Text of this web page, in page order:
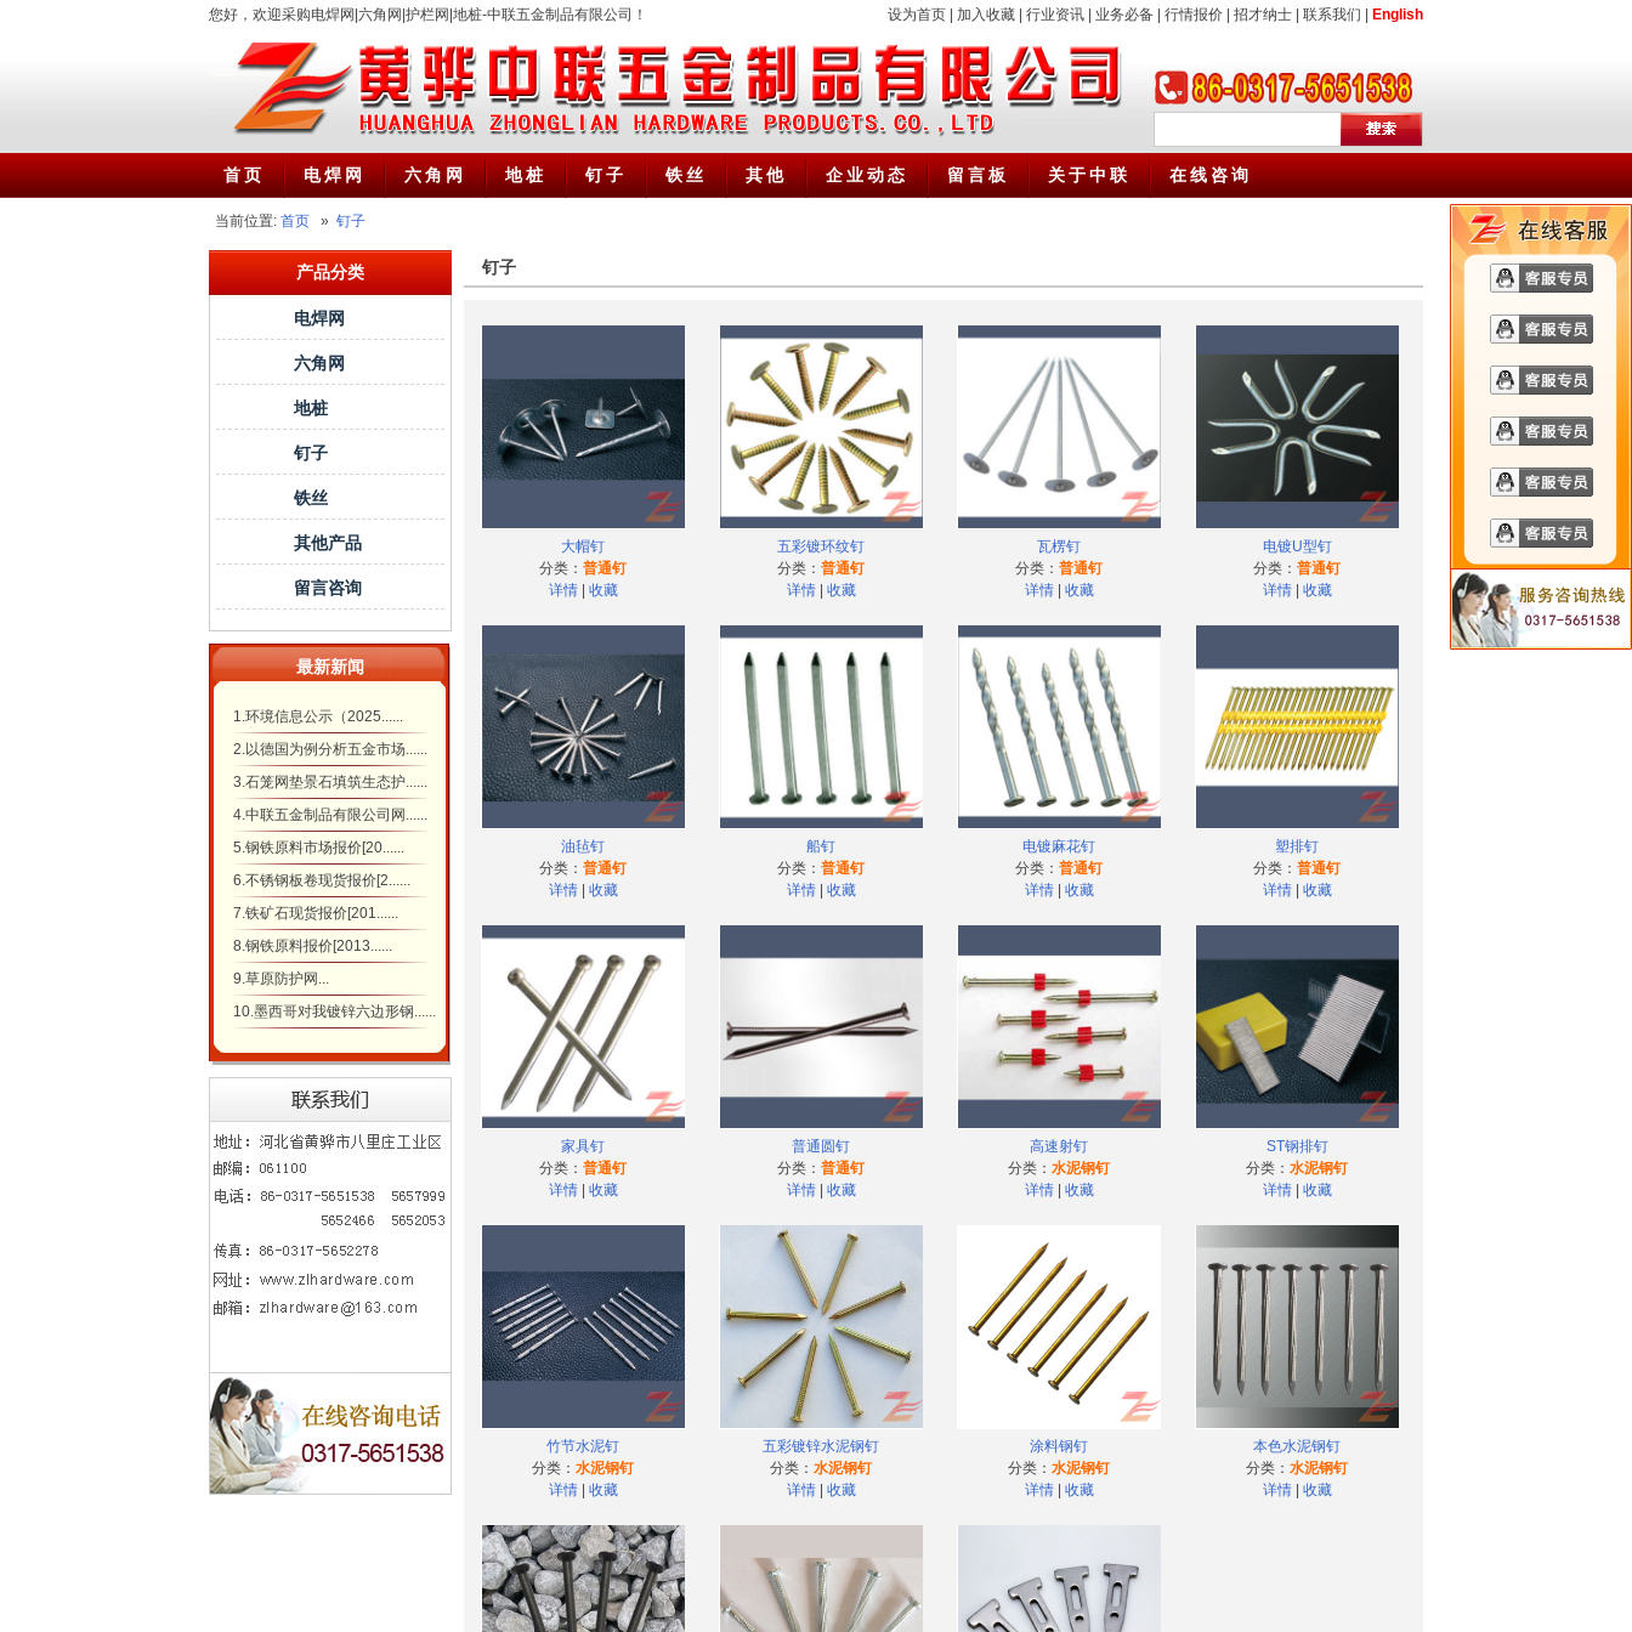
您好，欢迎采购电焊网|六角网|护栏网|地桩-中联五金制品有限公司！ 设为首页 加入收藏 行业资讯 业务必备 行情报价 招才纳士 联系我们 English
首页 电焊网 六角网 地桩 钉子 铁丝 其他 企业动态 留言板 关于中联 在线咨询
当前位置: 首页 » 钉子
产品分类
电焊网
六角网
地桩
钉子
铁丝
其他产品
留言咨询
最新新闻
1.环境信息公示（2025......
2.以德国为例分析五金市场......
3.石笼网垫景石填筑生态护......
4.中联五金制品有限公司网......
5.钢铁原料市场报价[20......
6.不锈钢板卷现货报价[2......
7.铁矿石现货报价[201......
8.钢铁原料报价[2013......
9.草原防护网...
10.墨西哥对我镀锌六边形钢......
钉子
大帽钉
分类： 普通钉
详情| 收藏
五彩镀环纹钉
分类： 普通钉
详情| 收藏
瓦楞钉
分类： 普通钉
详情| 收藏
电镀U型钉
分类： 普通钉
详情| 收藏
油毡钉
分类： 普通钉
详情| 收藏
船钉
分类： 普通钉
详情| 收藏
电镀麻花钉
分类： 普通钉
详情| 收藏
塑排钉
分类： 普通钉
详情| 收藏
家具钉
分类： 普通钉
详情| 收藏
普通圆钉
分类： 普通钉
详情| 收藏
高速射钉
分类： 水泥钢钉
详情| 收藏
ST钢排钉
分类： 水泥钢钉
详情| 收藏
竹节水泥钉
分类： 水泥钢钉
详情| 收藏
五彩镀锌水泥钢钉
分类： 水泥钢钉
详情| 收藏
涂料钢钉
分类： 水泥钢钉
详情| 收藏
本色水泥钢钉
分类： 水泥钢钉
详情| 收藏